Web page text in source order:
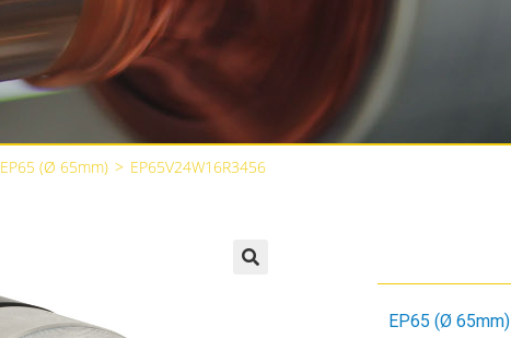
EP65 (Ø 65mm) > EP65V24W16R3456
EP65 (Ø 65mm)